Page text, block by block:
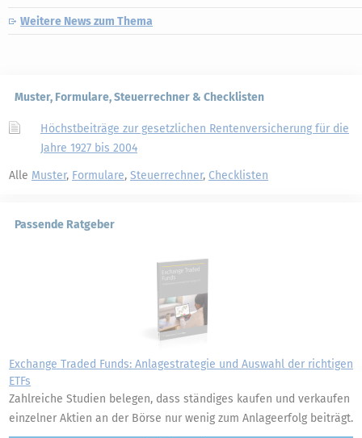
Weitere News zum Thema
Muster, Formulare, Steuerrechner & Checklisten
Höchstbeiträge zur gesetzlichen Rentenversicherung für die
Jahre 1927 bis 2004
Alle Muster, Formulare, Steuerrechner, Checklisten
Passende Ratgeber
Exchange Traded Funds: Anlagestrategie und Auswahl der richtigen
ETFs
Zahlreiche Studien belegen, dass ständiges kaufen und verkaufen
einzelner Aktien an der Börse nur wenig zum Anlageerfolg beiträgt.